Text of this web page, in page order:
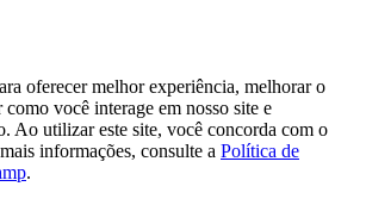
oferecer melhor experiência, melhorar o
como você interage em nosso site e
Ao utilizar este site, você concorda com o
informações, consulte a Política de
.